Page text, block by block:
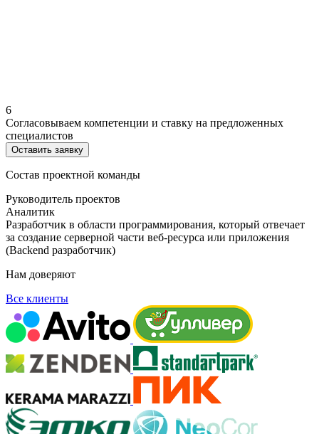
6
Согласовываем компетенции и ставку на предложенных
специалистов
Оставить заявку
Состав проектной команды
Руководитель проектов
Аналитик
Разработчик в области программирования, который отвечает
за создание серверной части веб-ресурса или приложения
(Backend разработчик)
Нам доверяют
Все клиенты